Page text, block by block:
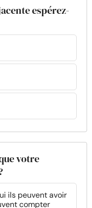
espérez-
votre
ils peuvent avoir
compter